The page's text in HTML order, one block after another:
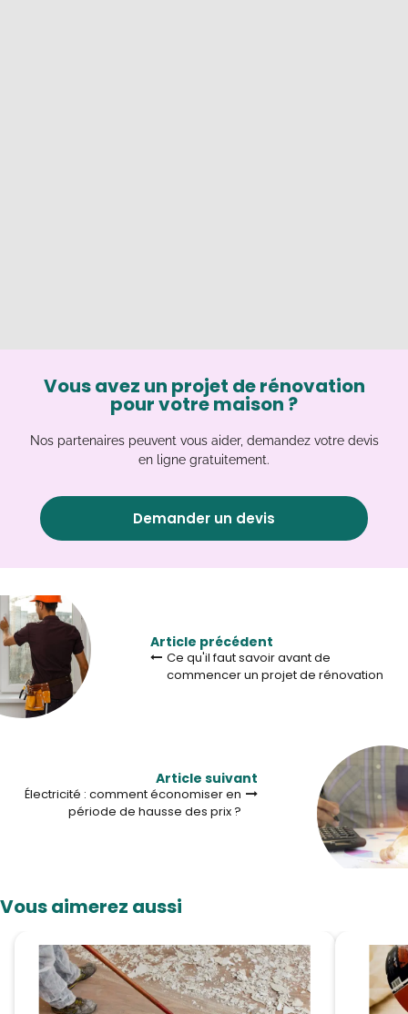
Vous avez un projet de rénovation
pour votre maison ?
Nos partenaires peuvent vous aider, demandez votre devis
en ligne gratuitement.
Demander un devis
Article précédent
Ce qu'il faut savoir avant de
commencer un projet de rénovation
Article suivant
Électricité : comment économiser en
période de hausse des prix ?
Vous aimerez aussi